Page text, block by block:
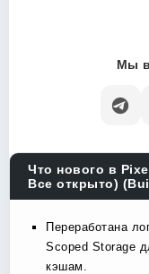
Мы
Что нового в
Все открыто)
Переработана
Scoped Storage
кэшам.